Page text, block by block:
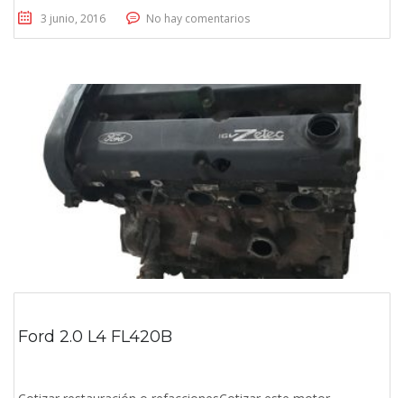
3 junio, 2016 No hay comentarios
Ford 2.0 L4 FL420B